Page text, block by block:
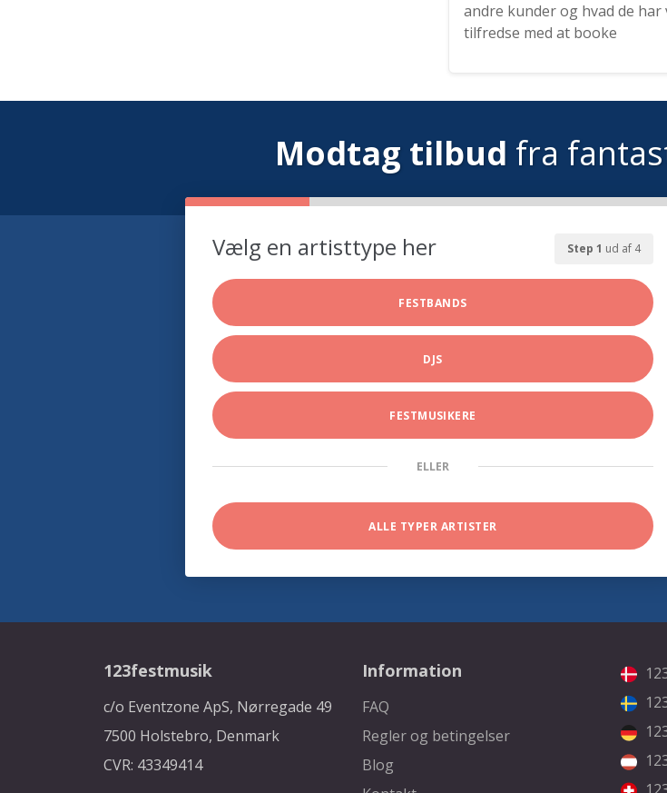
andre kunder og hvad de
tilfredse med at booke
Modtag tilbud fra
Step 1 ud af 4
Vælg en artisttype her
FESTBANDS
DJS
FESTMUSIKERE
ELLER
ALLE TYPER ARTISTER
123festmusik
c/o Eventzone ApS, Nørregade 49
7500 Holstebro, Denmark
CVR: 43349414
Information
FAQ
Regler og betingelser
Blog